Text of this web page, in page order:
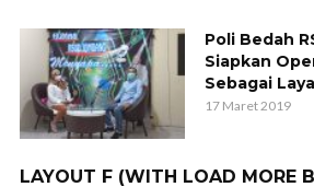
Poli Bedah
Siapkan
Sebagai
17 Maret 2019
LAYOUT F (WITH LOAD MORE